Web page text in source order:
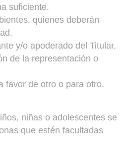
suficiente.
quienes deberán
y/o apoderado del Titular,
de la representación o
favor de otro o para otro.
niñas o adolescentes se
que estén facultadas